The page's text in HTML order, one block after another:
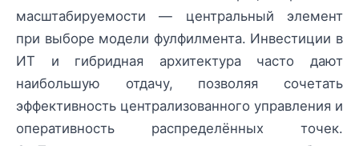
масштабируемости — центральный элемент
при выборе модели фулфилмента. Инвестиции в
ИТ и гибридная архитектура часто дают
наибольшую отдачу, позволяя сочетать
эффективность централизованного управления и
оперативность распределённых точек.